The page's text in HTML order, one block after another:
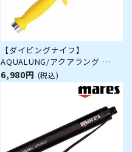
【ダイビングナイフ】
AQUALUNG/アクアラング
ダイブナイフ【702000】
[803050050000]
6,980円 (税込)